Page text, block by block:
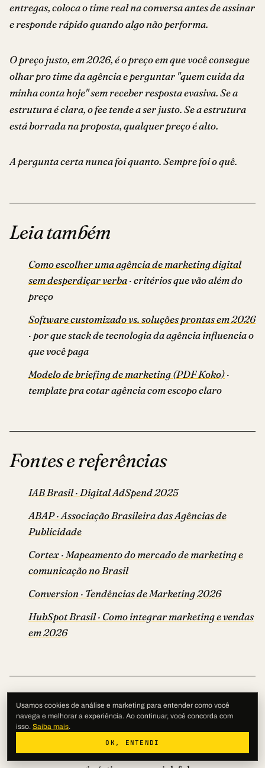
entregas, coloca o time real na conversa antes de assinar
e responde rápido quando algo não performa.
O preço justo, em 2026, é o preço em que você consegue
olhar pro time da agência e perguntar "quem cuida da
minha conta hoje" sem receber resposta evasiva. Se a
estrutura é clara, o fee tende a ser justo. Se a estrutura
está borrada na proposta, qualquer preço é alto.
A pergunta certa nunca foi quanto. Sempre foi o quê.
Leia também
Como escolher uma agência de marketing digital
sem desperdiçar verba· critérios que vão além do
preço
Software customizado vs. soluções prontas em 2026
· por que stack de tecnologia da agência influencia o
que você paga
Modelo de briefing de marketing (PDF Koko)·
template pra cotar agência com escopo claro
Fontes e referências
IAB Brasil · Digital AdSpend 2025
ABAP · Associação Brasileira das Agências de
Publicidade
Cortex · Mapeamento do mercado de marketing e
comunicação no Brasil
Conversion · Tendências de Marketing 2026
HubSpot Brasil · Como integrar marketing e vendas
em 2026
Esse é o ponto de vista da Koko sobre como
funciona o mercado de agência no Rio em 2026. Se
você quer auditar proposta, montar briefing ou
Usamos cookies de análise e marketing para entender como você
navega e melhorar a experiência. Ao continuar, você concorda com
isso. Saiba mais.
OK, ENTENDI